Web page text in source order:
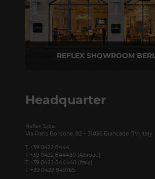
REFLEX SHOWROOM
Headquarter
Reflex S.p.a.
Via Paris Bordone, 82 – 31056 Biancade (TV) Italy
T +39 0422 8444
T +39 0422 844430 (Abroad)
T +39 0422 844440 (Italy)
F +39 0422 849765